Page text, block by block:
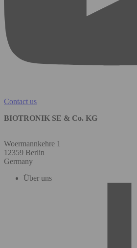
Contact us
BIOTRONIK SE & Co. KG
Woermannkehre 1
12359 Berlin
Germany
Über uns